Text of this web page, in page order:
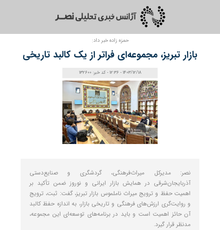
حمزه زاده خبر داد:
بازار تبریز، مجموعه‌ای فراتر از یک کالبد تاریخی
1403/12/18 - 12:36 - کد خبر: 132600
نصر: مدیرکل میراث‌فرهنگی، گردشگری و صنایع‌دستی
آذربایجان‌شرقی در همایش بازار ایرانی و نوروز ضمن تأکید بر
اهمیت حفظ و ترویج میراث ناملموس بازار تبریز، گفت: ثبت، ترویج
و روایت‌گری ارزش‌های فرهنگی و تاریخی بازار، به اندازه حفظ کالبد
آن حائز اهمیت است و باید در برنامه‌های توسعه‌ای این مجموعه،
مدنظر قرار گیرد.